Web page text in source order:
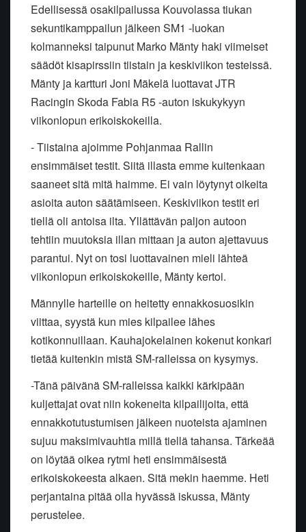
Edellisessä osakilpailussa Kouvolassa tiukan
sekuntikamppailun jälkeen SM1 -luokan
kolmanneksi taipunut Marko Mänty haki viimeiset
säädöt kisapirssiin tiistain ja keskiviikon testeissä.
Mänty ja kartturi Joni Mäkelä luottavat JTR
Racingin Skoda Fabia R5 -auton iskukykyyn
viikonlopun erikoiskokeilla.
- Tiistaina ajoimme Pohjanmaa Rallin
ensimmäiset testit. Siitä illasta emme kuitenkaan
saaneet sitä mitä haimme. Ei vain löytynyt oikeita
asioita auton säätämiseen. Keskiviikon testit eri
tiellä oli antoisa ilta. Yllättävän paljon autoon
tehtiin muutoksia illan mittaan ja auton ajettavuus
parantui. Nyt on tosi luottavainen mieli lähteä
viikonlopun erikoiskokeille, Mänty kertoi.
Männylle harteille on heitetty ennakkosuosikin
viittaa, syystä kun mies kilpailee lähes
kotikonnuillaan. Kauhajokelainen kokenut konkari
tietää kuitenkin mistä SM-ralleissa on kysymys.
-Tänä päivänä SM-ralleissa kaikki kärkipään
kuljettajat ovat niin kokeneita kilpailijoita, että
ennakkotutustumisen jälkeen nuoteista ajaminen
sujuu maksimivauhtia millä tiellä tahansa. Tärkeää
on löytää oikea rytmi heti ensimmäisestä
erikoiskokeesta alkaen. Sitä mekin haemme. Heti
perjantaina pitää olla hyvässä iskussa, Mänty
perustelee.